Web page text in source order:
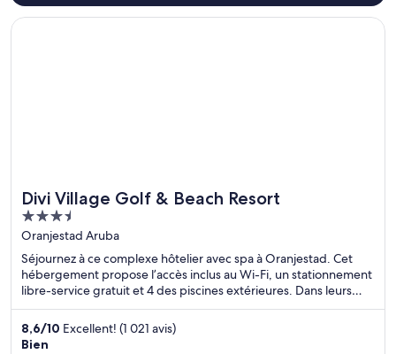
Divi Village Golf & Beach Resort
3.5
out
of
5
Oranjestad Aruba
Séjournez à ce complexe hôtelier avec spa à Oranjestad. Cet
hébergement propose l’accès inclus au Wi-Fi, un stationnement
libre-service gratuit et 4 des piscines extérieures. Dans leurs
avis, nos clients font l’éloge du personnel serviable et de la
propreté des chambres. Deux attractions prisées, Divi Golf and
Beach Resort et Plage d'Eagle Beach, se situent à proximité.
8,6/10 Excellent! (1 021 avis)
Bien
S’ouvre dans une nouvelle fenêtre
Divi Village Golf & Beach Resort